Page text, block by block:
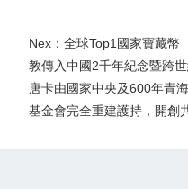
Nex：全球Top1國家寶藏幣
教傳入中國2千年紀念暨跨
唐卡由國家中央及600年青
基金會完全重建護持，開創